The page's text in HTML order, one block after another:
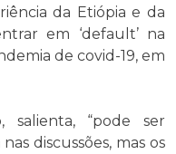
da Etiópia e da
em ‘default’ na
de covid-19, em
salienta, “pode ser
discussões, mas os